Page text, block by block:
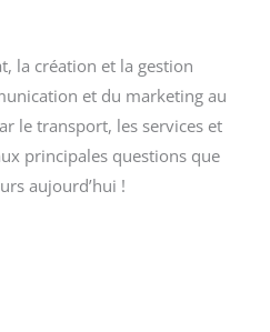
la création et la gestion
et du marketing au
le transport, les services et
principales questions que
aujourd’hui !